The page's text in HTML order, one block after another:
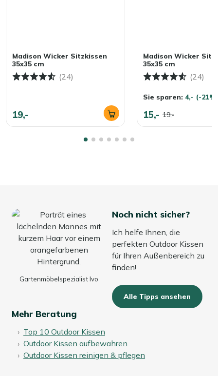
Madison Wicker Sitzkissen
35x35 cm
(24)
19,-
Madison Wicker
35x35 cm
(24)
Sie sparen: 4,- (-
15,- 19,-
Gartenmöbelspezialist Ivo
Noch nicht sicher?
Ich helfe Ihnen, die
perfekten Outdoor Kissen
für Ihren Außenbereich zu
finden!
Alle Tipps ansehen
Mehr Beratung
Top 10 Outdoor Kissen
Outdoor Kissen aufbewahren
Outdoor Kissen reinigen & pflegen